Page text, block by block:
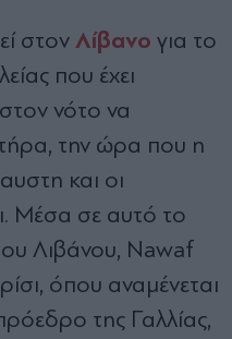
στον Λίβανο για το
που έχει
στον νότο να
την ώρα που η
και οι
Μέσα σε αυτό το
Λιβάνου, Nawaf
όπου αναμένεται
της Γαλλίας,